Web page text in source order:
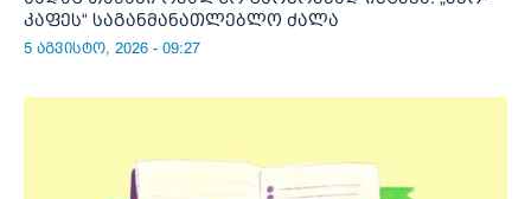
კაფეს“ საგანმანათლებლო ძალა
5 აგვისტო, 2026 - 09:27